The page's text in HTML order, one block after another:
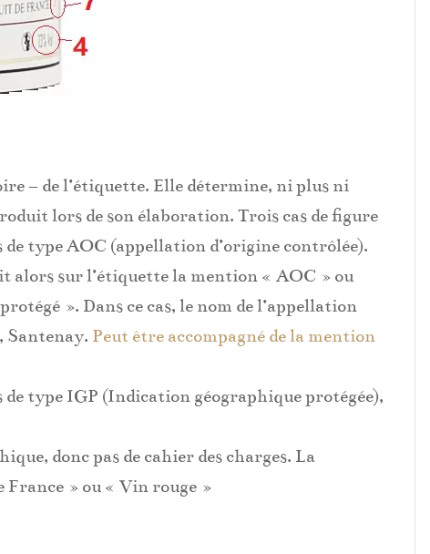
– de l’étiquette. Elle détermine, ni plus ni
lors de son élaboration. Trois cas de figure
de type AOC (appellation d’origine contrôlée).
alors sur l’étiquette la mention « AOC » ou
». Dans ce cas, le nom de l’appellation
Santenay. Peut être accompagné de la mention
de type IGP (Indication géographique protégée),
donc pas de cahier des charges. La
» ou « Vin rouge »